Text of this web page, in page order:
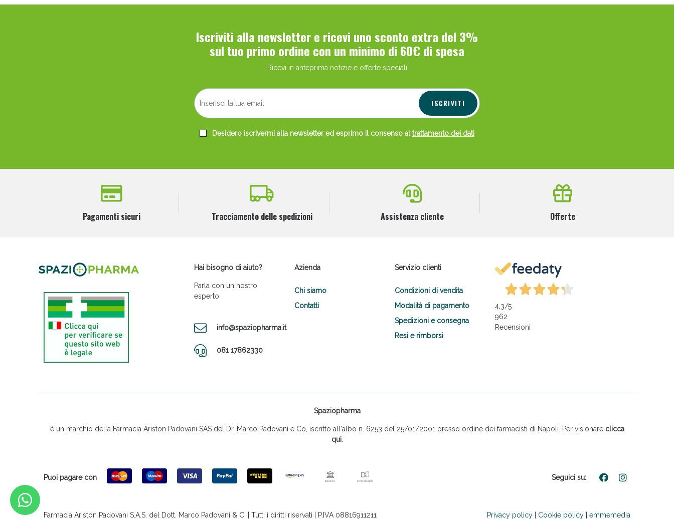
Iscriviti alla newsletter e ricevi uno sconto extra del 3%
sul tuo primo ordine con un minimo di 60€ di spesa
Ricevi in anteprima notizie e offerte speciali
ISCRIVITI
Desidero iscrivermi alla newsletter ed esprimo il consenso al trattamento dei dati
Pagamenti sicuri Tracciamento delle spedizioni Assistenza cliente Offerte
Hai bisogno di aiuto?
Parla con un nostro
esperto
info@spaziopharma.it
081 17862330
Azienda
Chi siamo
Contatti
Servizio clienti
Condizioni di vendita
Modalità di pagamento
Spedizioni e consegna
Resi e rimborsi
4,3/5
962
Recensioni
Spaziopharma
è un marchio della Farmacia Ariston Padovani SAS del Dr. Marco Padovani e Co, iscritto all'albo n. 6253 del 25/01/2001 presso ordine dei farmacisti di Napoli. Per visionare clicca
qui.
Puoi pagare con Seguici su:
Farmacia Ariston Padovani S.A.S. del Dott. Marco Padovani & C. | Tutti i diritti riservati | P.IVA 08816911211 Privacy policy Cookie policy emmemedia